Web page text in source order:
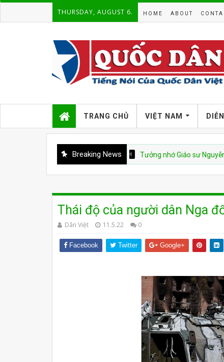
THURSDAY, AUGUST 6. HOME ABOUT
TRANG CHỦ VIỆT NAM
Breaking News
VNCH Tưởng nhớ Giáo sư Nguyễn Ngọc
Thái độ của người dân Nga
Dân Việt 11.5.22 0
Facebook Twitter Google+